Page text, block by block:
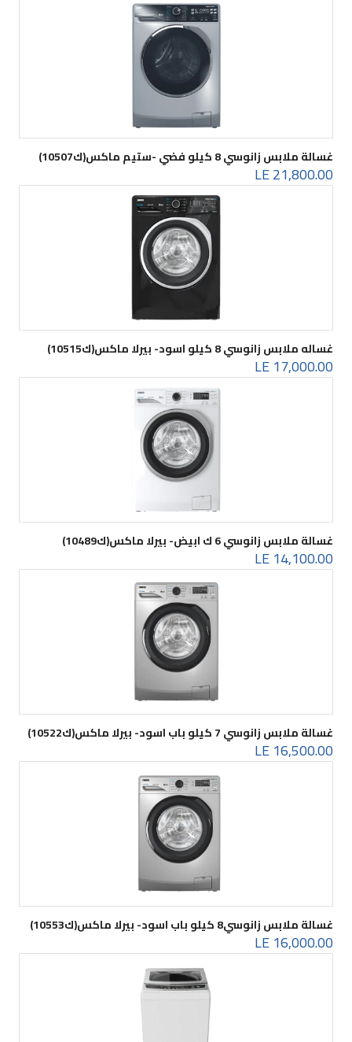
غسالة ملابس زانوسي 8 كيلو فضي -ستيم ماكس(ك10507)
21,800.00 LE
غساله ملابس زانوسي 8 كيلو اسود- بيرلا ماكس(ك10515)
17,000.00 LE
غسالة ملابس زانوسي 6 ك ابيض- بيرلا ماكس(ك10489)
14,100.00 LE
غسالة ملابس زانوسي 7 كيلو باب اسود- بيرلا ماكس(ك10522)
16,500.00 LE
غسالة ملابس زانوسي8 كيلو باب اسود- بيرلا ماكس(ك10553)
16,000.00 LE